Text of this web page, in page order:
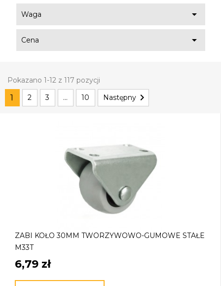
Waga 
Cena 
Pokazano 1-12 z 117 pozycji
1 2 3 … 10 Następny 
ZABI KOŁO 30MM TWORZYWOWO-GUMOWE STAŁE
M33T
6,79 zł